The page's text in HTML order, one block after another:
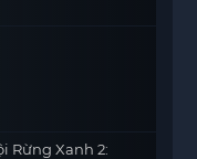
Rừng Xanh 2: